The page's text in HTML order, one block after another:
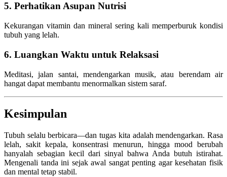
5. Perhatikan Asupan Nutrisi
Kekurangan vitamin dan mineral sering kali memperburuk kondisi
tubuh yang lelah.
6. Luangkan Waktu untuk Relaksasi
Meditasi, jalan santai, mendengarkan musik, atau berendam air
hangat dapat membantu menormalkan sistem saraf.
Kesimpulan
Tubuh selalu berbicara—dan tugas kita adalah mendengarkan. Rasa
lelah, sakit kepala, konsentrasi menurun, hingga mood berubah
hanyalah sebagian kecil dari sinyal bahwa Anda butuh istirahat.
Mengenali tanda ini sejak awal sangat penting agar kesehatan fisik
dan mental tetap stabil.